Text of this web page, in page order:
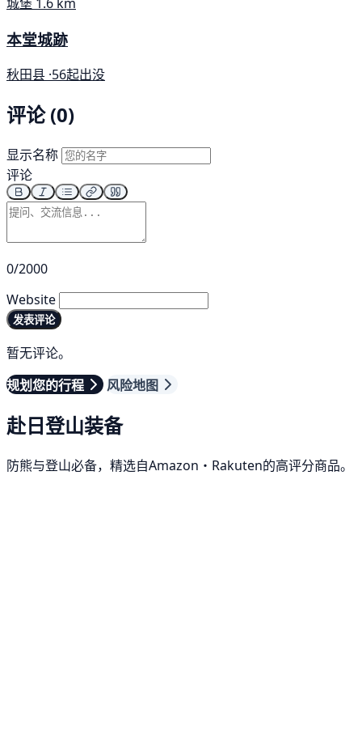
本堂城跡
秋田县 ·56起出没
评论 (0)
显示名称
评论
0/2000
Website
发表评论
暂无评论。
规划您的行程
风险地图
赴日登山装备
防熊与登山必备，精选自Amazon・Rakuten的高评分商品。